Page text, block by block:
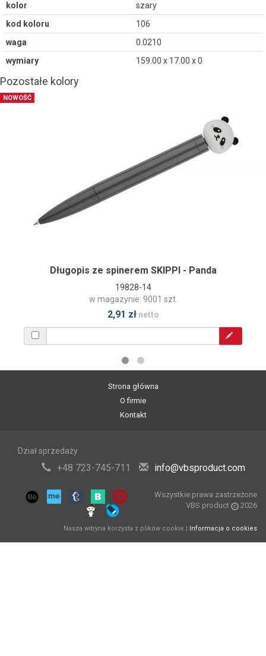
kolor
szary
kod koloru
106
waga
0.0210
wymiary
159.00 x 17.00 x 0
Pozostałe kolory
NOWOŚĆ
Długopis ze spinerem SKIPPI - Panda
19828-14
w magazynie: 9001 szt.
2,91 złnetto
Strona główna
O firmie
Kontakt
Dział sprzedaży
+48 723-745-711 info@vbsproduct.com
Wszystkie prawa zastrzeżone
VBS product
2026
Nasza witryna korzysta z plików cookie | Informacja o cookies